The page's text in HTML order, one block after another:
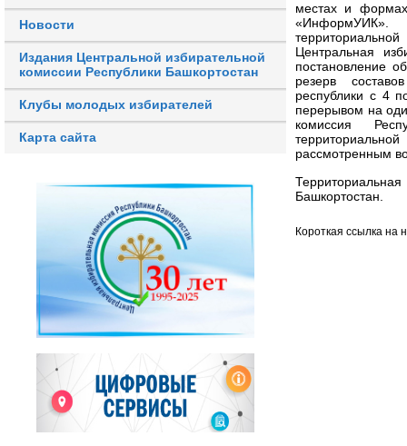
Новости
Издания Центральной избирательной
комиссии Республики Башкортостан
Клубы молодых избирателей
Карта сайта
местах и
«ИнформУИК».
Центральная
постановление
резерв
республики с 4
перерывом на
комиссия
рассмотренным
Башкортостан.
Короткая ссылка на